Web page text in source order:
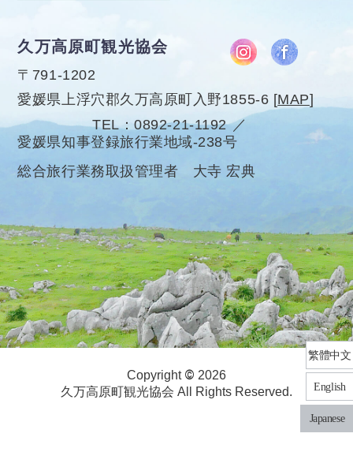
繁體中文
English
Japanese
久万高原町観光協会
〒791-1202
愛媛県上浮穴郡久万高原町入野1855-6 [MAP]
TEL
0892-21-1192
愛媛県知事登録旅行業地域-238号
総合旅行業務取扱管理者 大寺 宏典
Copyright © 2026
久万高原町観光協会 All Rights Reserved.